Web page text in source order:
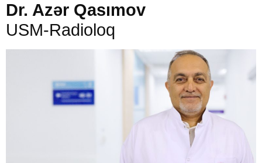
Dr. Azər Qasımov
USM-Radioloq